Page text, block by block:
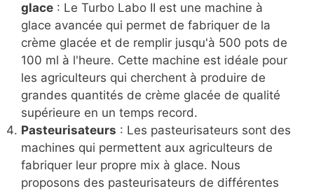
glace : Le Turbo Labo II est une machine à
glace avancée qui permet de fabriquer de la
crème glacée et de remplir jusqu'à 500 pots de
100 ml à l'heure. Cette machine est idéale pour
les agriculteurs qui cherchent à produire de
grandes quantités de crème glacée de qualité
supérieure en un temps record.
Pasteurisateurs : Les pasteurisateurs sont des
machines qui permettent aux agriculteurs de
fabriquer leur propre mix à glace. Nous
proposons des pasteurisateurs de différentes